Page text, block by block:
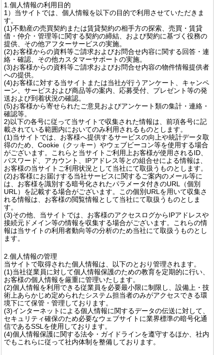
1.個人情報の利用目的
1）当サイトでは、個人情報を以下の目的で利用させていただきま
す。
(1)不動産の売買契約または賃貸契約の相手方の探索、売買・賃貸
借・仲介・管理等に関する契約の締結、および契約に基づく役務の
提供、その他アフターサービスの実施。
(2)お客様からの資料等ご請求およびお問合せ内容に関する回答・連
絡・確認、その他カスタマーサポートの実施。
(3)お客様からの資料等ご請求およびお問合せ内容の物件情報提供者
への提供。
(4)お客様に対する当サイトまたは当社が行うアンケート、キャンペ
ーン、サービスおよび商品等の案内、応募受付、プレゼント等の発
送および到着状況の確認。
(5)お客様から寄せられたご意見およびアンケート類の集計・連絡・
確認等。
2)以下の各号に従って当サイトで収集された情報は、前項各号に記
載されている範囲内においてのみ利用されるものとします。
(1)当サイトでは、お客様へ提供するサービスの向上や統計データ取
得のため、Cookie（クッキー）やウェブビーコン等を使用する場合
がございます。これらと当サイトご利用上お客様が使用されるID、
パスワード、アカウント、IPアドレス等との組合せによる情報は、
お客様の当サイトご利用状況として当社にて取扱うものとします。
(2)お客様にお届けする当社サービスに関するご案内のメール等に
は、お客様を識別する暗号化されたパラメータ付きのURL（個別
URL）を記載する場合がございます。この個別URLを用いて収集さ
れる情報は、お客様の閲覧情報として当社にて取扱うものとしま
す。
(3)その他、当サイトでは、お客様のアクセスログからIPアドレスや
接続元ドメイン等の情報を収集する場合がございます。これらの情
報は当サイトの利用者動向等の分析のため当社にて取扱うものとし
ます。
2.個人情報の管理
当サイトで取得された個人情報は、以下のとおり管理されます。
(1)当社従業員に対して個人情報保護のための教育を定期的に行い、
お客様の個人情報を厳重に管理いたします。
(2)個人情報を利用できる従業員を必要最小限に制限し、設備上・技
術上あらかじめ定められたシステム担当者のみがアクセスできる環
境下にて保管・管理しております。
(3)インターネットによる個人情報に関するデータの伝送に対して、
セキュリティ確保のため必要なウェブサイトに業界標準の暗号化通
信であるSSLを使用しております。
(4)個人情報保護に関する法令・ガイドラインを遵守するほか、社内
でもこれらに従って社内体制を整備しております。